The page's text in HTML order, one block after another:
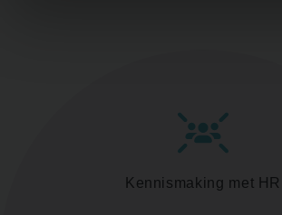
Kennismaking met HR